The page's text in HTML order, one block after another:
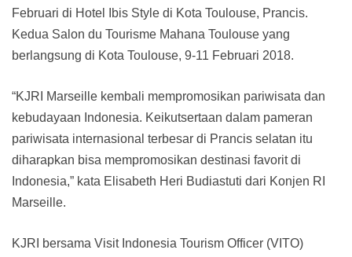
Februari di Hotel Ibis Style di Kota Toulouse, Prancis.
Kedua Salon du Tourisme Mahana Toulouse yang
berlangsung di Kota Toulouse, 9-11 Februari 2018.
“KJRI Marseille kembali mempromosikan pariwisata dan
kebudayaan Indonesia. Keikutsertaan dalam pameran
pariwisata internasional terbesar di Prancis selatan itu
diharapkan bisa mempromosikan destinasi favorit di
Indonesia,” kata Elisabeth Heri Budiastuti dari Konjen RI
Marseille.
KJRI bersama Visit Indonesia Tourism Officer (VITO)